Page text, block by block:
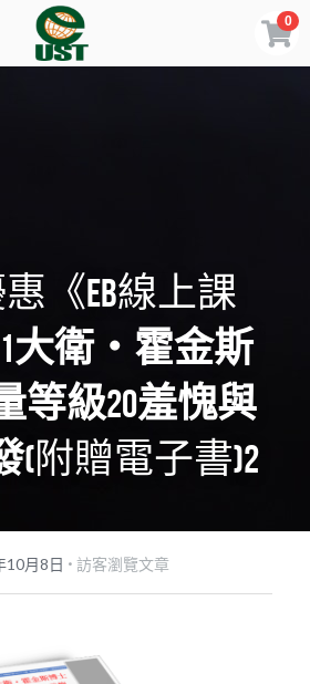
0
Home
線上商店
免費會員專區
VIP會員專區
POWERED BY
《EB線上課
大衛・霍金斯
等級20羞愧與
(附贈電子書)2
10月8日 · 訪客瀏覽文章
×
商品分類